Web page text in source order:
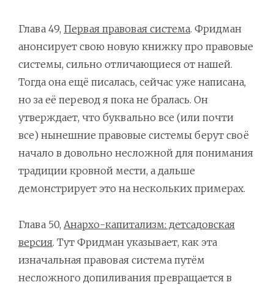
Глава 49, Первая правовая система. Фридман
анонсирует свою новую книжку про правовые
системы, сильно отличающиеся от нашей.
Тогда она ещё писалась, сейчас уже написана,
но за её перевод я пока не бралась. Он
утверждает, что буквально все (или почти
все) нынешние правовые системы берут своё
начало в довольно несложной для понимания
традиции кровной мести, а дальше
демонстрирует это на нескольких примерах.
Глава 50, Анархо-капитализм: детсадовская
версия. Тут Фридман указывает, как эта
изначальная правовая система путём
несложного допиливания превращается в